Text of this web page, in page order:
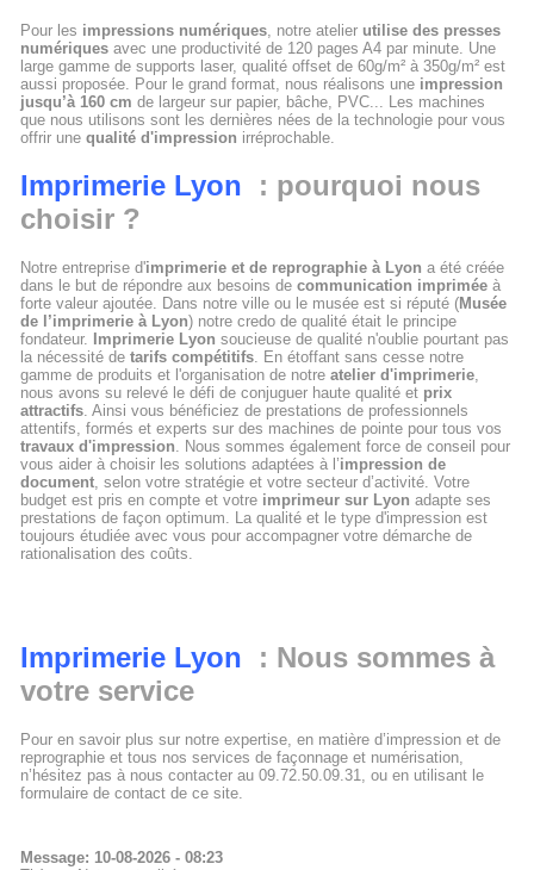
Pour les impressions numériques, notre atelier utilise des presses
numériques avec une productivité de 120 pages A4 par minute. Une
large gamme de supports laser, qualité offset de 60g/m² à 350g/m² est
aussi proposée. Pour le grand format, nous réalisons une impression
jusqu’à 160 cm de largeur sur papier, bâche, PVC... Les machines
que nous utilisons sont les dernières nées de la technologie pour vous
offrir unequalité d'impression irréprochable.
Imprimerie Lyon : pourquoi nous
choisir ?
Notre entreprise d'imprimerie et de reprographie à Lyon a été créée
dans le but de répondre aux besoins decommunication imprimée à
forte valeur ajoutée. Dans notre ville ou le musée est si réputé (Musée
de l’imprimerie à Lyon) notre credo de qualité était le principe
fondateur.
Imprimerie Lyon soucieuse de qualité n'oublie pourtant pas
la nécessité detarifs compétitifs. En étoffant sans cesse notre
gamme de produits et l'organisation de notreatelier d'imprimerie,
nous avons su relevé le défi de conjuguer haute qualité et prix
attractifs. Ainsi vous bénéficiez de prestations de professionnels
attentifs, formés et experts sur des machines de pointe pour tous vos
travaux d'impression. Nous sommes également force de conseil pour
vous aider à choisir les solutions adaptées à l’impression de
document, selon votre stratégie et votre secteur d’activité. Votre
budget est pris en compte et votre imprimeur sur Lyon adapte ses
prestations de façon optimum. La qualité et le type d'impression est
toujours étudiée avec vous pour accompagner votre démarche de
rationalisation des coûts.
Imprimerie Lyon : Nous sommes à
votre service
Pour en savoir plus sur notre expertise, en matière d’impression et de
reprographie et tous nos services de façonnage et numérisation,
n’hésitez pas à nous contacter au 09.72.50.09.31, ou en utilisant le
formulaire de contact de ce site.
Message: 10-08-2026 - 08:23